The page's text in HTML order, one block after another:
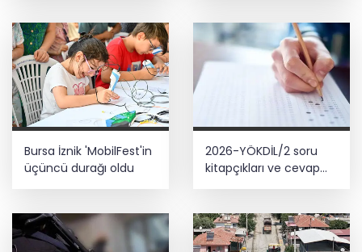
Bursa İznik 'MobilFest'in
üçüncü durağı oldu
2026-YÖKDİL/2 soru
kitapçıkları ve cevap
anahtarları yayımlandı